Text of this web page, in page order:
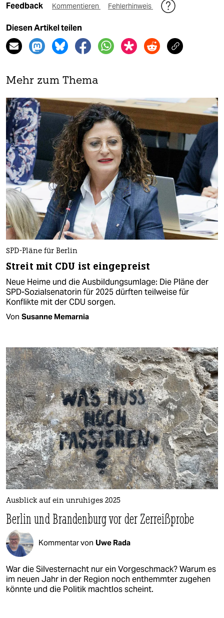
Feedback Kommentieren Fehlerhinweis
Diesen Artikel teilen
Mehr zum Thema
SPD-Pläne für Berlin
Streit mit CDU ist eingepreist
Neue Heime und die Ausbildungsumlage: Die Pläne der
SPD-Sozialsenatorin für 2025 dürften teilweise für
Konflikte mit der CDU sorgen.
Von Susanne Memarnia
Ausblick auf ein unruhiges 2025
Berlin und Brandenburg vor der Zerreißprobe
Kommentar von Uwe Rada
War die Silvesternacht nur ein Vorgeschmack? Warum es
im neuen Jahr in der Region noch enthemmter zugehen
könnte und die Politik machtlos scheint.